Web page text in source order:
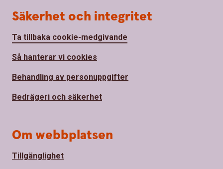
Säkerhet och integritet
Ta tillbaka cookie-medgivande
Så hanterar vi cookies
Behandling av personuppgifter
Bedrägeri och säkerhet
Om webbplatsen
Tillgänglighet